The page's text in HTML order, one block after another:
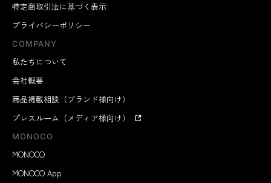
特定商取引法に基づく表示
プライバシーポリシー
COMPANY
私たちについて
会社概要
商品掲載相談（ブランド様向け）
プレスルーム（メディア様向け）
MONOCO
MONOCO
MONOCO App